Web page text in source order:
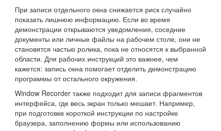
При записи отдельного окна снижается риск случайно
показать лишнюю информацию. Если во время
демонстрации открываются уведомления, соседние
документы или личные файлы на рабочем столе, они не
становятся частью ролика, пока не относятся к выбранной
области. Для рабочих инструкций это важнее, чем
кажется: запись окна помогает отделить демонстрацию
программы от остального окружения.
Window Recorder также подходит для записи фрагментов
интерфейса, где весь экран только мешает. Например,
при подготовке короткой инструкции по настройке
браузера, заполнению формы или использованию